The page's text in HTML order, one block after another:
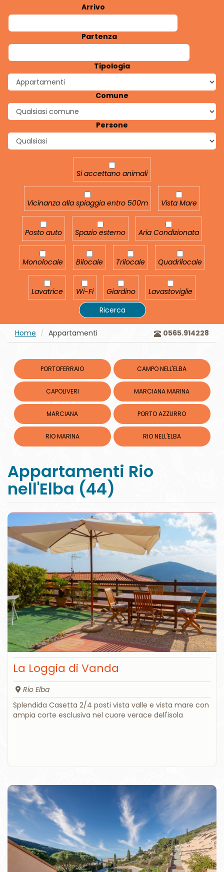
Arrivo
Partenza
Tipologia
Comune
Persone
Si accettano animali
Si accettano animali
Vicinanza alla spiaggia entro 500m
Vicinanza alla spiaggia entro 500m
Vista Mare
Vista Mare
Posto auto
Posto auto
Spazio esterno
Spazio esterno
Aria Condizionata
Aria Condizionata
Monolocale
Monolocale
Bilocale
Bilocale
Trilocale
Trilocale
Quadrilocale
Quadrilocale
Lavatrice
Lavatrice
Wi-Fi
Wi-Fi
Giardino
Giardino
Lavastoviglie
Lavastoviglie
Ricerca
Home Appartamenti 0565.914228
PORTOFERRAIO CAMPO NELL'ELBA
CAPOLIVERI MARCIANA MARINA
MARCIANA PORTO AZZURRO
RIO MARINA RIO NELL'ELBA
Appartamenti Rio
nell'Elba (44)
La Loggia di Vanda
Rio Elba
Splendida Casetta 2/4 posti vista valle e vista mare con
ampia corte esclusiva nel cuore verace dell'isola